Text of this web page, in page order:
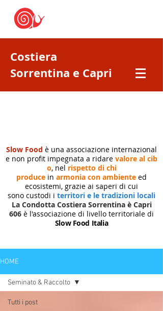
Costiera
Sorrentina e Capri
Slow Food è una associazione internazional
e non profit impegnata a ridare valore al cib
o, nel rispetto di chi
produce in armonia con ambiente ed
ecosistemi, grazie ai saperi di cui
sono custodi i territori e le tradizioni locali
La Condotta Costiera Sorrentina è Capri
606 è l'associazione di livello territoriale di
Slow Food Italia
HOME
Tutti i post
Seminato & Raccolto